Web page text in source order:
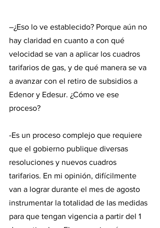
–¿Eso lo ve establecido? Porque aún no
hay claridad en cuanto a con qué
velocidad se van a aplicar los cuadros
tarifarios de gas, y de qué manera se va
a avanzar con el retiro de subsidios a
Edenor y Edesur. ¿Cómo ve ese
proceso?
-Es un proceso complejo que requiere
que el gobierno publique diversas
resoluciones y nuevos cuadros
tarifarios. En mi opinión, difícilmente
van a lograr durante el mes de agosto
instrumentar la totalidad de las medidas
para que tengan vigencia a partir del 1